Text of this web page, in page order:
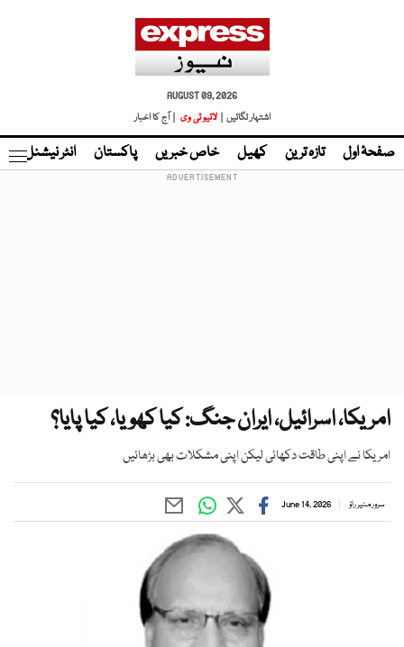
AUGUST 09, 2026
اشتہار لگائیں |
لائیو ٹی وی | آج کا اخبار
صفحۂ اول تازہ ترین کھیل خاص خبریں پاکستان انٹر نیشنل
امریکا، اسرائیل، ایران جنگ: کیا کھویا، کیا پایا؟
امریکا نے اپنی طاقت دکھائی لیکن اپنی مشکلات بھی بڑھائیں
سرور منیر راؤ June 14, 2026